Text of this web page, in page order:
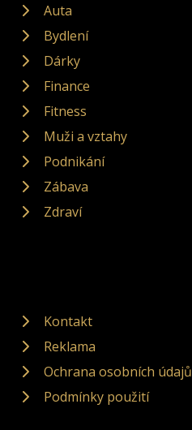
Auta
Bydlení
Dárky
Finance
Fitness
Muži a vztahy
Podnikání
Zábava
Zdraví
Kontakt
Reklama
Ochrana osobních údajů
Podmínky použití